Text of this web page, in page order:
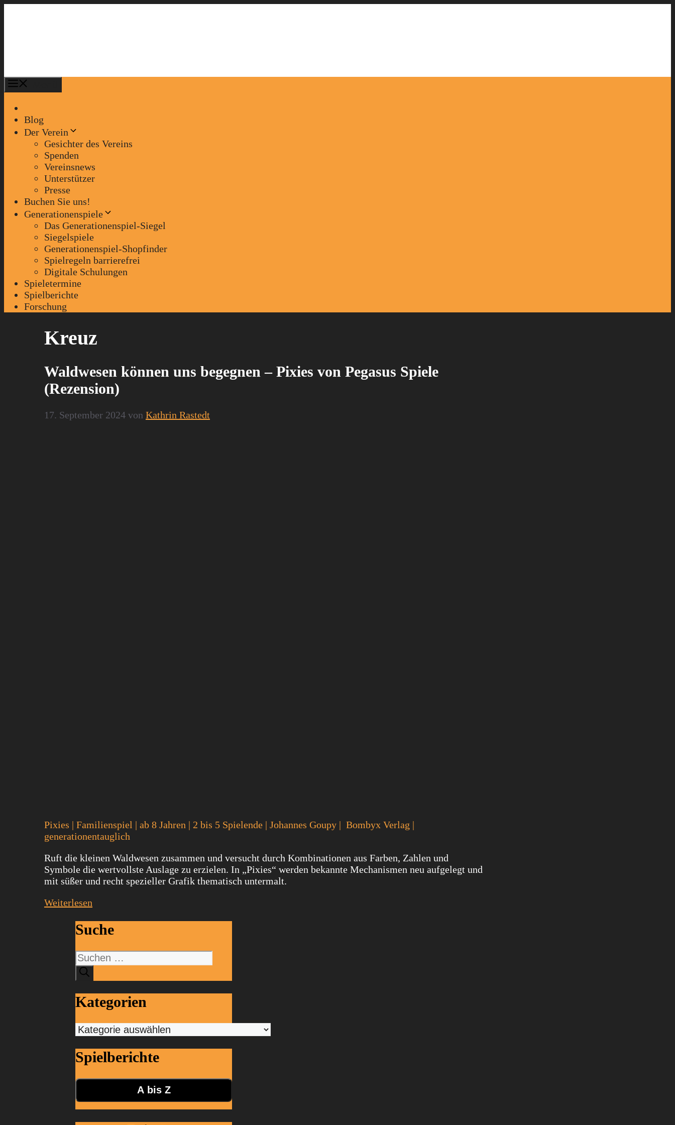
Blog
Der Verein
Gesichter des Vereins
Spenden
Vereinsnews
Unterstützer
Presse
Buchen Sie uns!
Generationenspiele
Das Generationenspiel-Siegel
Siegelspiele
Generationenspiel-Shopfinder
Spielregeln barrierefrei
Digitale Schulungen
Spieletermine
Spielberichte
Forschung
Kreuz
Waldwesen können uns begegnen – Pixies von Pegasus Spiele
(Rezension)
17. September 2024 von Kathrin Rastedt
Pixies | Familienspiel | ab 8 Jahren | 2 bis 5 Spielende | Johannes Goupy | Bombyx Verlag |
generationentauglich
Ruft die kleinen Waldwesen zusammen und versucht durch Kombinationen aus Farben, Zahlen und
Symbole die wertvollste Auslage zu erzielen. In „Pixies“ werden bekannte Mechanismen neu aufgelegt und
mit süßer und recht spezieller Grafik thematisch untermalt.
Weiterlesen
Suche
Suchen
nach:
Kategorien
Kategorien
Spielberichte
A bis Z